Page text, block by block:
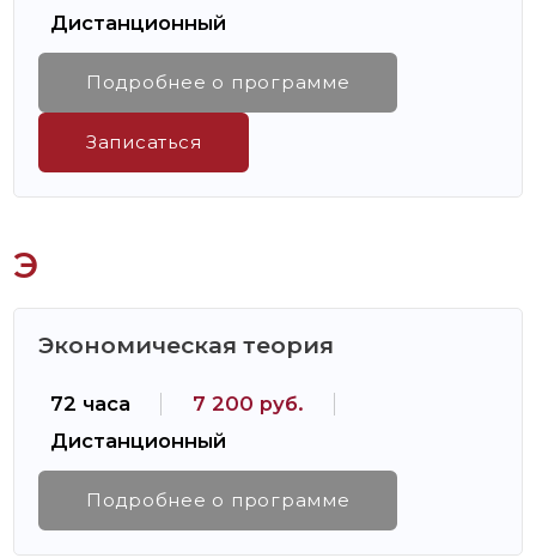
Дистанционный
Подробнее о программе
Записаться
Э
Экономическая теория
72 часа
7 200 руб.
Дистанционный
Подробнее о программе